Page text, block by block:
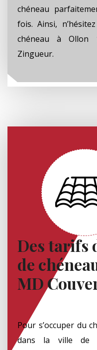
chéneau
fois. Ainsi,
chéneau à Ollon
Zingueur.
Des tarifs
de
MD
Pour s’occuper du
dans la ville de